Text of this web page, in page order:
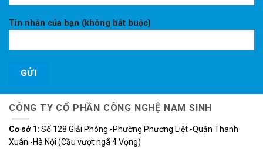
Tin nhắn của bạn (không bắt buộc)
CÔNG TY CỔ PHẦN CÔNG NGHỆ NAM SINH
Cơ sở 1: Số 128 Giải Phóng -Phường Phương Liệt -Quận Thanh
Xuân -Hà Nội (Cầu vượt ngã 4 Vọng)